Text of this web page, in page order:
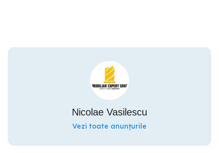
Nicolae Vasilescu
Vezi toate anunțurile